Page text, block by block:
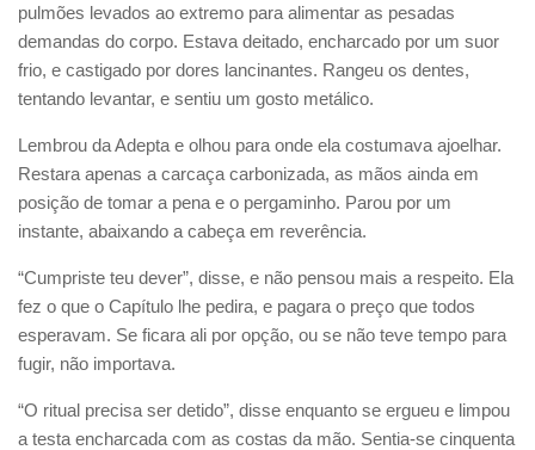
pulmões levados ao extremo para alimentar as pesadas
demandas do corpo. Estava deitado, encharcado por um suor
frio, e castigado por dores lancinantes. Rangeu os dentes,
tentando levantar, e sentiu um gosto metálico.
Lembrou da Adepta e olhou para onde ela costumava ajoelhar.
Restara apenas a carcaça carbonizada, as mãos ainda em
posição de tomar a pena e o pergaminho. Parou por um
instante, abaixando a cabeça em reverência.
“Cumpriste teu dever”, disse, e não pensou mais a respeito. Ela
fez o que o Capítulo lhe pedira, e pagara o preço que todos
esperavam. Se ficara ali por opção, ou se não teve tempo para
fugir, não importava.
“O ritual precisa ser detido”, disse enquanto se ergueu e limpou
a testa encharcada com as costas da mão. Sentia-se cinquenta